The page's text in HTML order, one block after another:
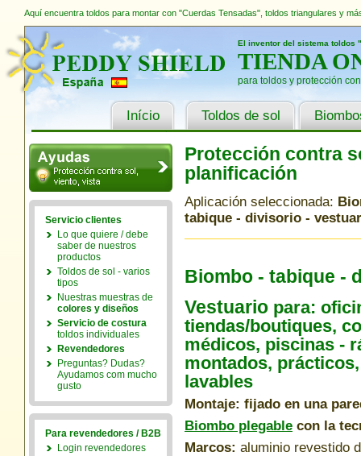
Aquí encuentra toldos para montar con "Cuerdas Tensadas", toldos triangulares y
El inventor del sistema toldos
TIENDA
para toldos y protección
Início Toldos de sol
Protección contra
planificación
Aplicación seleccionada:
tabique - divisorio -
Biombo - tabique -
Vestuario para:
tiendas/boutiques,
médicos, piscinas -
montados,
lavables
Montaje: fijado en una
Biombo plegable con la
Marcos: aluminio revestido
Servicio clientes
Lo que quiere / debe
saber de nuestros
productos
Toldos de sol - varios
tipos
Nuestras muestras de
colores y diseños
Servicio de costura
toldos individuales
Revendedores
Preguntas? Dudas?
Ayudamos com mucho
gusto
Para revendedores / B2B
Login revendedores